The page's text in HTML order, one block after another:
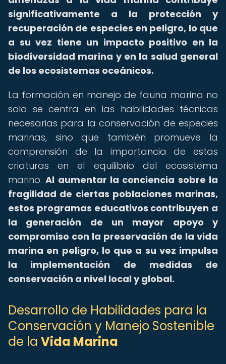
significativamente a la protección y
recuperación de especies en peligro, lo que
a su vez tiene un impacto positivo en la
biodiversidad marina y en la salud general
de los ecosistemas oceánicos.
La formación en manejo de fauna marina no
solo se centra en las habilidades técnicas
necesarias para la conservación de especies
marinas, sino que también promueve la
comprensión de la importancia de estas
criaturas en el equilibrio del ecosistema
marino.Al aumentar la conciencia sobre la
fragilidad de ciertas poblaciones marinas,
estos programas educativos contribuyen a
la generación de un mayor apoyo y
compromiso con la preservación de la vida
marina en peligro, lo que a su vez impulsa
la implementación de medidas de
conservación a nivel local y global.
Desarrollo de Habilidades para la
Conservación y Manejo Sostenible
de la Vida Marina